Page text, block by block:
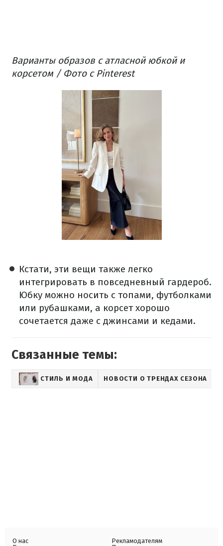
Варианты образов с атласной юбкой и
корсетом / Фото с Pinterest
Кстати, эти вещи также легко
интегрировать в повседневный гардероб.
Юбку можно носить с топами, футболками
или рубашками, а корсет хорошо
сочетается даже с джинсами и кедами.
Связанные темы:
СТИЛЬ И МОДА НОВОСТИ О ТРЕНДАХ СЕЗОНА
О нас
Рекламодателям